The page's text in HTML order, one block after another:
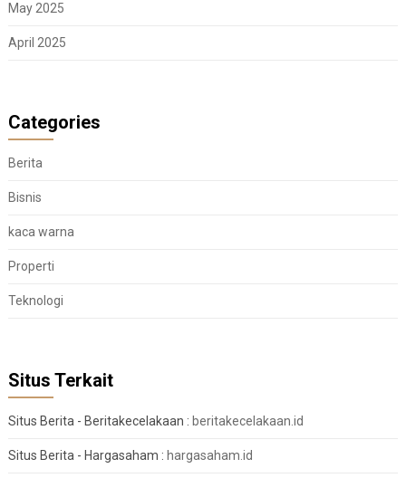
May 2025
April 2025
Categories
Berita
Bisnis
kaca warna
Properti
Teknologi
Situs Terkait
Situs Berita - Beritakecelakaan : beritakecelakaan.id
Situs Berita - Hargasaham : hargasaham.id